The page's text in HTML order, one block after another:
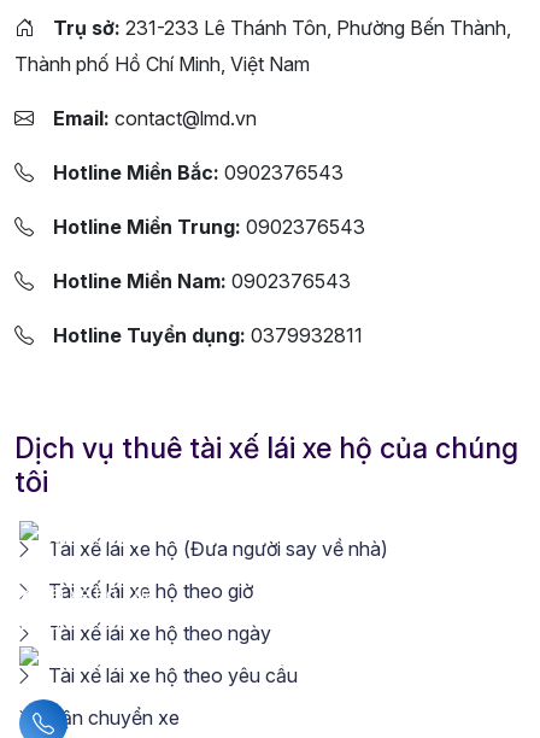
Trụ sở: 231-233 Lê Thánh Tôn, Phường Bến Thành,
Thành phố Hồ Chí Minh, Việt Nam
Email: contact@lmd.vn
Hotline Miền Bắc: 0902376543
Hotline Miền Trung: 0902376543
Hotline Miền Nam: 0902376543
Hotline Tuyển dụng: 0379932811
Dịch vụ thuê tài xế lái xe hộ của chúng
tôi
Tài xế lái xe hộ (Đưa người say về nhà)
Tài xế lái xe hộ theo giờ
Tài xế lái xe hộ theo ngày
Tài xế lái xe hộ theo yêu cầu
Vận chuyển xe
Liên hệ hotline